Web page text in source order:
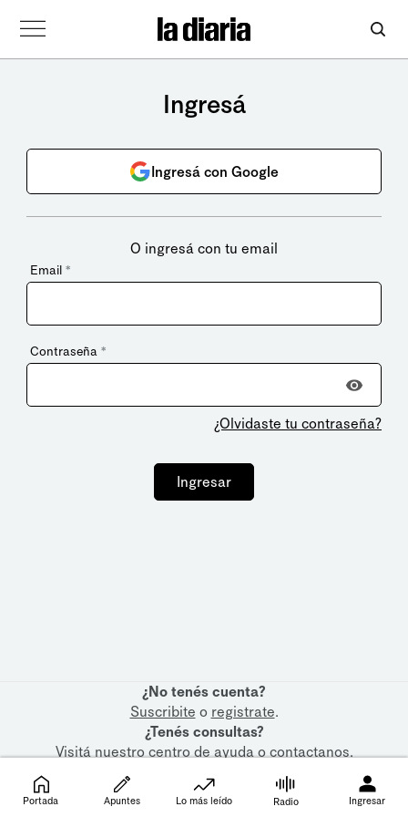
Ingresá
Ingresá con Google
O ingresá con tu email
Email *
Contraseña *
¿Olvidaste tu contraseña?
Ingresar
¿No tenés cuenta?
Suscribite o registrate.
¿Tenés consultas?
Visitá nuestrocentro de ayudaocontactanos.
Portada Apuntes Lo más leído Radio Ingresar